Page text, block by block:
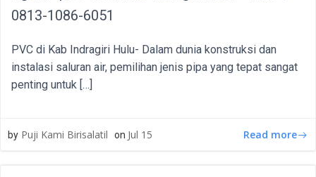
0813-1086-6051
PVC di Kab Indragiri Hulu- Dalam dunia konstruksi dan
instalasi saluran air, pemilihan jenis pipa yang tepat sangat
penting untuk […]
by Puji Kami Birisalatil on Jul 15 Read more